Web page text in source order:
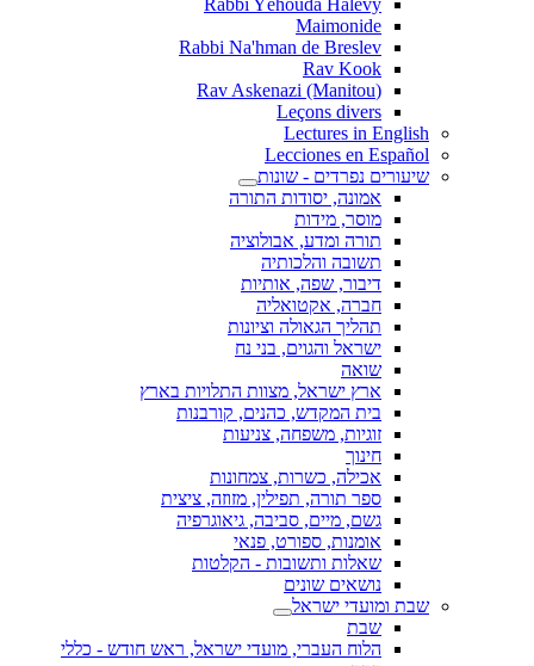
Rabbi Yéhouda Halévy
Maimonide
Rabbi Na'hman de Breslev
Rav Kook
(Rav Askenazi (Manitou
Leçons divers
Lectures in English
Lecciones en Español
שיעורים נפרדים - שונות
אמונה, יסודות התורה
מוסר, מידות
תורה ומדע, אבולוציה
תשובה והלכותיה
דיבור, שפה, אותיות
חברה, אקטואליה
תהליך הגאולה וציונות
ישראל והגוים, בני נח
שואה
ארץ ישראל, מצוות התלויות בארץ
בית המקדש, כהנים, קורבנות
זוגיות, משפחה, צניעות
חינוך
אכילה, כשרות, צמחונות
ספר תורה, תפילין, מזוזה, ציצית
גשם, מיים, סביבה, גיאוגרפיה
אומנות, ספורט, פנאי
שאלות ותשובות - הקלטות
נושאים שונים
שבת ומועדי ישראל
שבת
הלוח העברי, מועדי ישראל, ראש חודש - כללי